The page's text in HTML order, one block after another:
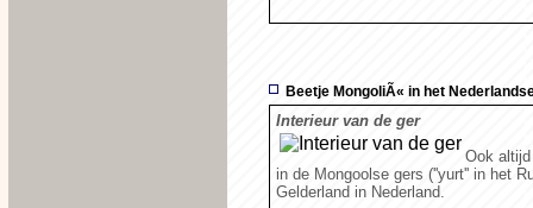
Beetje MongoliÃ« in het
Interieur van de ger
Ook
in de Mongoolse gers (''yurt'' in het
Gelderland in Nederland.